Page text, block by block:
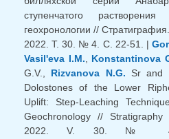
ступенчатого
геохронологии //
2022. Т. 30. № 4. С. 22-51. |
Vasil'eva I.M., Konstantinova
G.V., Rizvanova N.G. Sr and
Dolostones of the Lower
Uplift: Step-Leaching
Geochronology //
2022. V. 30. №